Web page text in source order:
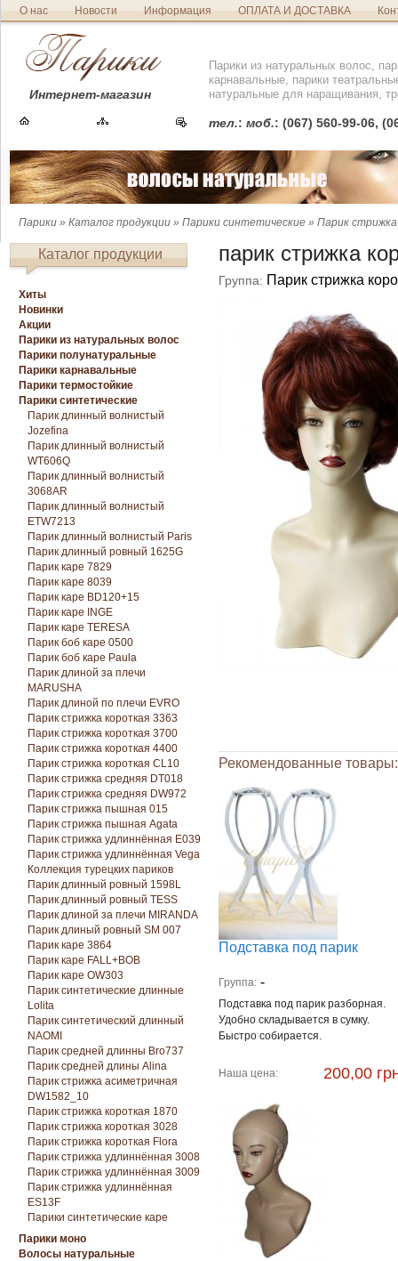
О нас Новости Информация ОПЛАТА И ДОСТАВКА
Интернет-магазин
Парики из натуральных волос,
карнавальные, парики
натуральные для наращивания,
тел.: моб.: (067) 560-99-06,
Парики » Каталог продукции » Парики синтетические » Парик
Каталог продукции
Хиты
Новинки
Акции
Парики из натуральных волос
Парики полунатуральные
Парики карнавальные
Парики термостойкие
Парики синтетические
Парик длинный волнистый
Jozefina
Парик длинный волнистый
WT606Q
Парик длинный волнистый
3068AR
Парик длинный волнистый
ETW7213
Парик длинный волнистый Paris
Парик длинный ровный 1625G
Парик каре 7829
Парик каре 8039
Парик каре BD120+15
Парик каре INGE
Парик каре TERESA
Парик боб каре 0500
Парик боб каре Paula
Парик длиной за плечи
MARUSHA
Парик длиной по плечи EVRO
Парик стрижка короткая 3363
Парик стрижка короткая 3700
Парик стрижка короткая 4400
Парик стрижка короткая CL10
Парик стрижка средняя DT018
Парик стрижка средняя DW972
Парик стрижка пышная 015
Парик стрижка пышная Agata
Парик стрижка удлиннённая E039
Парик стрижка удлиннённая Vega
Коллекция турецких париков
Парик длинный ровный 1598L
Парик длинный ровный TESS
Парик длиной за плечи MIRANDA
Парик длиный ровный SM 007
Парик каре 3864
Парик каре FALL+BOB
Парик каре OW303
Парик синтетические длинные
Lolita
Парик синтетический длинный
NAOMI
Парик средней длинны Bro737
Парик средней длины Alina
Парик стрижка асиметричная
DW1582_10
Парик стрижка короткая 1870
Парик стрижка короткая 3028
Парик стрижка короткая Florа
Парик стрижка удлиннённая 3008
Парик стрижка удлиннённая 3009
Парик стрижка удлиннённая
ES13F
Парики синтетические каре
Парики моно
Волосы натуральные
парик стрижка
Группа: Парик стрижка
Рекомендованные товары:
Подставка под парик
Группа: -
Подставка под парик разборная.
Удобно складывается в сумку.
Быстро собирается.
Наша цена: 200,00